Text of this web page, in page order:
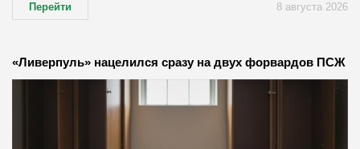
Перейти 8 августа 2026
«Ливерпуль» нацелился сразу на двух форвардов ПСЖ